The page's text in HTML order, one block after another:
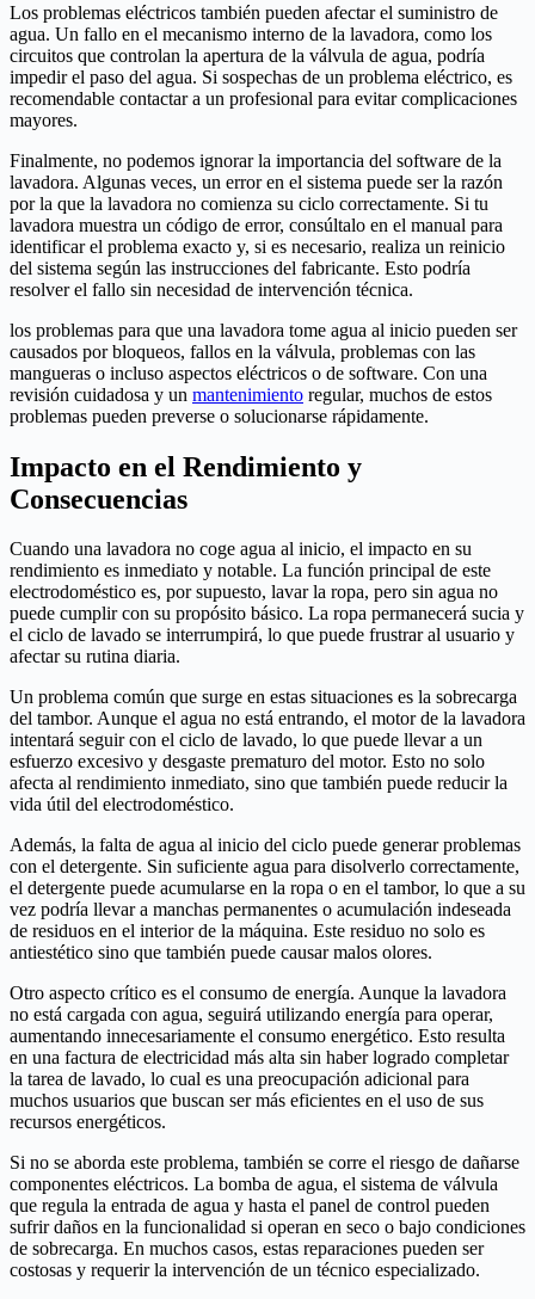
Los problemas eléctricos también pueden afectar el suministro de
agua. Un fallo en el mecanismo interno de la lavadora, como los
circuitos que controlan la apertura de la válvula de agua, podría
impedir el paso del agua. Si sospechas de un problema eléctrico, es
recomendable contactar a un profesional para evitar complicaciones
mayores.
Finalmente, no podemos ignorar la importancia del software de la
lavadora. Algunas veces, un error en el sistema puede ser la razón
por la que la lavadora no comienza su ciclo correctamente. Si tu
lavadora muestra un código de error, consúltalo en el manual para
identificar el problema exacto y, si es necesario, realiza un reinicio
del sistema según las instrucciones del fabricante. Esto podría
resolver el fallo sin necesidad de intervención técnica.
los problemas para que una lavadora tome agua al inicio pueden ser
causados por bloqueos, fallos en la válvula, problemas con las
mangueras o incluso aspectos eléctricos o de software. Con una
revisión cuidadosa y un mantenimiento regular, muchos de estos
problemas pueden preverse o solucionarse rápidamente.
Impacto en el Rendimiento y
Consecuencias
Cuando una lavadora no coge agua al inicio, el impacto en su
rendimiento es inmediato y notable. La función principal de este
electrodoméstico es, por supuesto, lavar la ropa, pero sin agua no
puede cumplir con su propósito básico. La ropa permanecerá sucia y
el ciclo de lavado se interrumpirá, lo que puede frustrar al usuario y
afectar su rutina diaria.
Un problema común que surge en estas situaciones es la sobrecarga
del tambor. Aunque el agua no está entrando, el motor de la lavadora
intentará seguir con el ciclo de lavado, lo que puede llevar a un
esfuerzo excesivo y desgaste prematuro del motor. Esto no solo
afecta al rendimiento inmediato, sino que también puede reducir la
vida útil del electrodoméstico.
Además, la falta de agua al inicio del ciclo puede generar problemas
con el detergente. Sin suficiente agua para disolverlo correctamente,
el detergente puede acumularse en la ropa o en el tambor, lo que a su
vez podría llevar a manchas permanentes o acumulación indeseada
de residuos en el interior de la máquina. Este residuo no solo es
antiestético sino que también puede causar malos olores.
Otro aspecto crítico es el consumo de energía. Aunque la lavadora
no está cargada con agua, seguirá utilizando energía para operar,
aumentando innecesariamente el consumo energético. Esto resulta
en una factura de electricidad más alta sin haber logrado completar
la tarea de lavado, lo cual es una preocupación adicional para
muchos usuarios que buscan ser más eficientes en el uso de sus
recursos energéticos.
Si no se aborda este problema, también se corre el riesgo de dañarse
componentes eléctricos. La bomba de agua, el sistema de válvula
que regula la entrada de agua y hasta el panel de control pueden
sufrir daños en la funcionalidad si operan en seco o bajo condiciones
de sobrecarga. En muchos casos, estas reparaciones pueden ser
costosas y requerir la intervención de un técnico especializado.